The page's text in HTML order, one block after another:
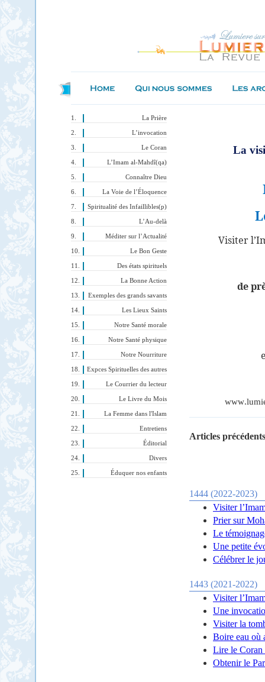
La Prière
L’invocation
Le Coran
L’Imam al-Mahdî(qa)
Connaître Dieu
La Voie de l’Éloquence
Spiritualité des Infaillibles(p)
L’Au-delà
Méditer sur l’Actualité
Le Bon Geste
Des états spirituels
La Bonne Action
Exemples des grands savants
Les Lieux Saints
Notre Santé morale
Notre Santé physique
Notre Nourriture
Expces Spirituelles des autres
Le Courrier du lecteur
Le Livre du Mois
La Femme dans l'Islam
Entretiens
Éditorial
Divers
Éduquer nos enfants
La
Visiter
de
www.
Articles
1444 (2022-2023)
Visiter
Prier sur
Le
Une petite
Célébrer le
1443 (2021-2022)
Visiter
Une
Visiter la
Boire eau où
Lire le Coran
Obtenir le